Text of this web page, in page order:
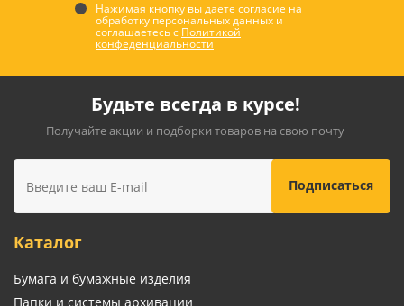
Нажимая кнопку вы даете согласие на
обработку персональных данных и
соглашаетесь с Политикой
конфеденциальности
Будьте всегда в курсе!
Получайте акции и подборки товаров на свою почту
Каталог
Бумага и бумажные изделия
Папки и системы архивации